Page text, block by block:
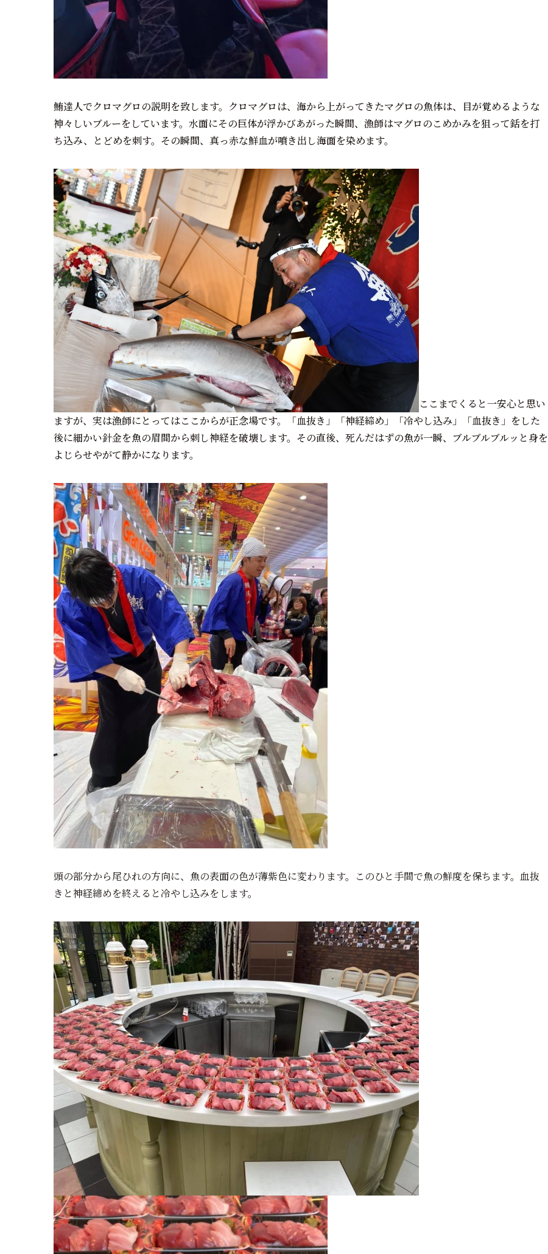
鮪達人でクロマグロの説明を致します。クロマグロは、海から上がってきたマグロの魚体は、目が覚めるような
神々しいブルーをしています。水面にその巨体が浮かびあがった瞬間、漁師はマグロのこめかみを狙って銛を打
ち込み、とどめを刺す。その瞬間、真っ赤な鮮血が噴き出し海面を染めます。
ここまでくると一安心と思い
ますが、実は漁師にとってはここからが正念場です。「血抜き」「神経締め」「冷やし込み」「血抜き」をした
後に細かい針金を魚の眉間から刺し神経を破壊します。その直後、死んだはずの魚が一瞬、ブルブルブルッと身を
よじらせやがて静かになります。
頭の部分から尾ひれの方向に、魚の表面の色が薄紫色に変わります。 このひと手間で魚の鮮度を保ちます。 血抜
きと神経締めを終えると冷やし込みをします。